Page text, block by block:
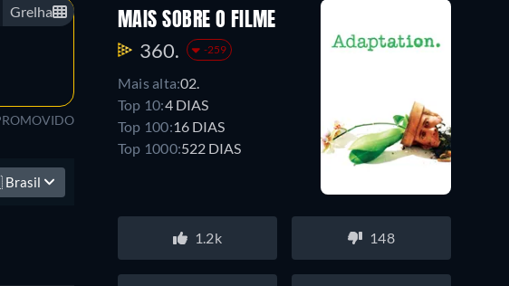
Grelha
Brasil
MAIS SOBRE O FILME
360. -259
Mais alta:02.
Top 10:4 DIAS
Top 100:16 DIAS
Top 1000:522 DIAS
1.2k 148